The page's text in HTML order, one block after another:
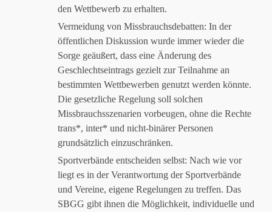
den Wettbewerb zu erhalten.
Vermeidung von Missbrauchsdebatten: In der
öffentlichen Diskussion wurde immer wieder die
Sorge geäußert, dass eine Änderung des
Geschlechtseintrags gezielt zur Teilnahme an
bestimmten Wettbewerben genutzt werden könnte.
Die gesetzliche Regelung soll solchen
Missbrauchsszenarien vorbeugen, ohne die Rechte
trans*, inter* und nicht-binärer Personen
grundsätzlich einzuschränken.
Sportverbände entscheiden selbst: Nach wie vor
liegt es in der Verantwortung der Sportverbände
und Vereine, eigene Regelungen zu treffen. Das
SBGG gibt ihnen die Möglichkeit, individuelle und